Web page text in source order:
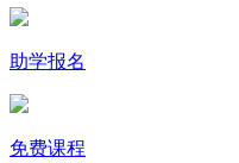
助学报名
免费课程